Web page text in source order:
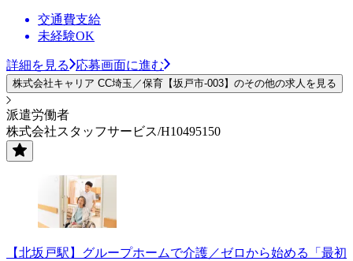
交通費支給
未経験OK
詳細を見る 応募画面に進む
株式会社キャリア CC埼玉／保育【坂戸市-003】のその他の求人を見る
派遣労働者
株式会社スタッフサービス/H10495150
【北坂戸駅】グループホームで介護／ゼロから始める「最初